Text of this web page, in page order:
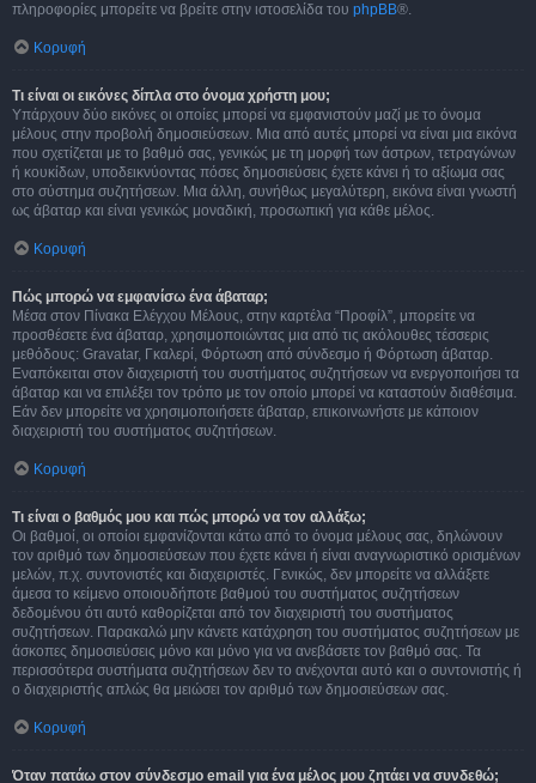
πληροφορίες μπορείτε να βρείτε στην ιστοσελίδα του phpBB®.
Κορυφή
Τι είναι οι εικόνες δίπλα στο όνομα χρήστη μου;
Υπάρχουν δύο εικόνες οι οποίες μπορεί να εμφανιστούν μαζί με το όνομα
μέλους στην προβολή δημοσιεύσεων. Μια από αυτές μπορεί να είναι μια εικόνα
που σχετίζεται με το βαθμό σας, γενικώς με τη μορφή των άστρων, τετραγώνων
ή κουκίδων, υποδεικνύοντας πόσες δημοσιεύσεις έχετε κάνει ή το αξίωμα σας
στο σύστημα συζητήσεων. Μια άλλη, συνήθως μεγαλύτερη, εικόνα είναι γνωστή
ως άβαταρ και είναι γενικώς μοναδική, προσωπική για κάθε μέλος.
Κορυφή
Πώς μπορώ να εμφανίσω ένα άβαταρ;
Μέσα στον Πίνακα Ελέγχου Μέλους, στην καρτέλα “Προφίλ”, μπορείτε να
προσθέσετε ένα άβαταρ, χρησιμοποιώντας μια από τις ακόλουθες τέσσερις
μεθόδους: Gravatar, Γκαλερί, Φόρτωση από σύνδεσμο ή Φόρτωση άβαταρ.
Εναπόκειται στον διαχειριστή του συστήματος συζητήσεων να ενεργοποιήσει τα
άβαταρ και να επιλέξει τον τρόπο με τον οποίο μπορεί να καταστούν διαθέσιμα.
Εάν δεν μπορείτε να χρησιμοποιήσετε άβαταρ, επικοινωνήστε με κάποιον
διαχειριστή του συστήματος συζητήσεων.
Κορυφή
Τι είναι ο βαθμός μου και πώς μπορώ να τον αλλάξω;
Οι βαθμοί, οι οποίοι εμφανίζονται κάτω από το όνομα μέλους σας, δηλώνουν
τον αριθμό των δημοσιεύσεων που έχετε κάνει ή είναι αναγνωριστικό ορισμένων
μελών, π.χ. συντονιστές και διαχειριστές. Γενικώς, δεν μπορείτε να αλλάξετε
άμεσα το κείμενο οποιουδήποτε βαθμού του συστήματος συζητήσεων
δεδομένου ότι αυτό καθορίζεται από τον διαχειριστή του συστήματος
συζητήσεων. Παρακαλώ μην κάνετε κατάχρηση του συστήματος συζητήσεων με
άσκοπες δημοσιεύσεις μόνο και μόνο για να ανεβάσετε τον βαθμό σας. Τα
περισσότερα συστήματα συζητήσεων δεν το ανέχονται αυτό και ο συντονιστής ή
ο διαχειριστής απλώς θα μειώσει τον αριθμό των δημοσιεύσεων σας.
Κορυφή
Όταν πατάω στον σύνδεσμο email για ένα μέλος μου ζητάει να συνδεθώ;